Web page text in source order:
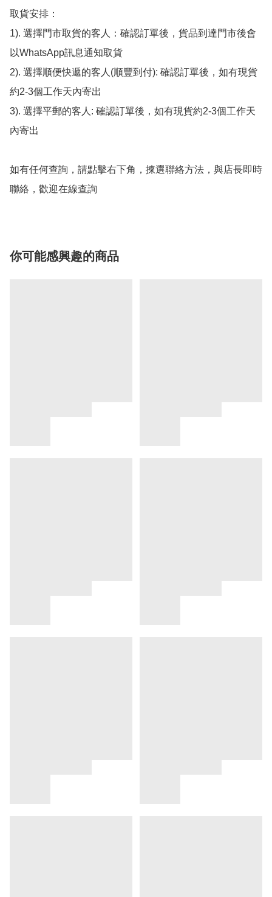
取貨安排：
1). 選擇門市取貨的客人：確認訂單後，貨品到達門市後會
以WhatsApp訊息通知取貨
2). 選擇順便快遞的客人(順豐到付): 確認訂單後，如有現貨
約2-3個工作天內寄出
3). 選擇平郵的客人: 確認訂單後，如有現貨約2-3個工作天
內寄出
如有任何查詢，請點擊右下角，揀選聯絡方法，與店長即時
聯絡，歡迎在線查詢
你可能感興趣的商品